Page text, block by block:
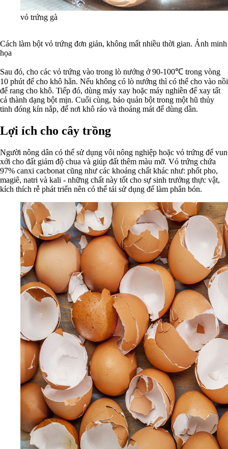
vỏ trứng gà
Cách làm bột vỏ trứng đơn giản, không mất nhiều thời gian. Ảnh minh
họa
Sau đó, cho các vỏ trứng vào trong lò nướng ở 90-100℃ trong vòng
10 phút để cho khô hẳn. Nếu không có lò nướng thì có thể cho vào nồi
để rang cho khô. Tiếp đó, dùng máy xay hoặc máy nghiền để xay tất
cả thành dạng bột mịn. Cuối cùng, bảo quản bột trong một hũ thủy
tinh đóng kín nắp, để nơi khô ráo và thoáng mát để dùng dần.
Lợi ích cho cây trồng
Người nông dân có thể sử dụng vôi nông nghiệp hoặc vỏ trứng để vun
xới cho đất giảm độ chua và giúp đất thêm màu mỡ. Vỏ trứng chứa
97% canxi cacbonat cũng như các khoáng chất khác như: phốt pho,
magiê, natri và kali - những chất này tốt cho sự sinh trưởng thực vật,
kích thích rễ phát triển nên có thể tái sử dụng để làm phân bón.